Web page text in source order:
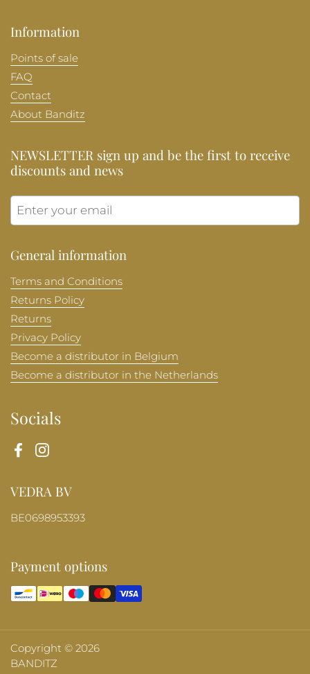
Information
Points of sale
FAQ
Contact
About Banditz
NEWSLETTER sign up and be the first to receive
discounts and news
General information
Terms and Conditions
Returns Policy
Returns
Privacy Policy
Become a distributor in Belgium
Become a distributor in the Netherlands
Socials
FacebookInstagram
VEDRA BV
BE0698953393
Payment options
Copyright © 2026
BANDITZ